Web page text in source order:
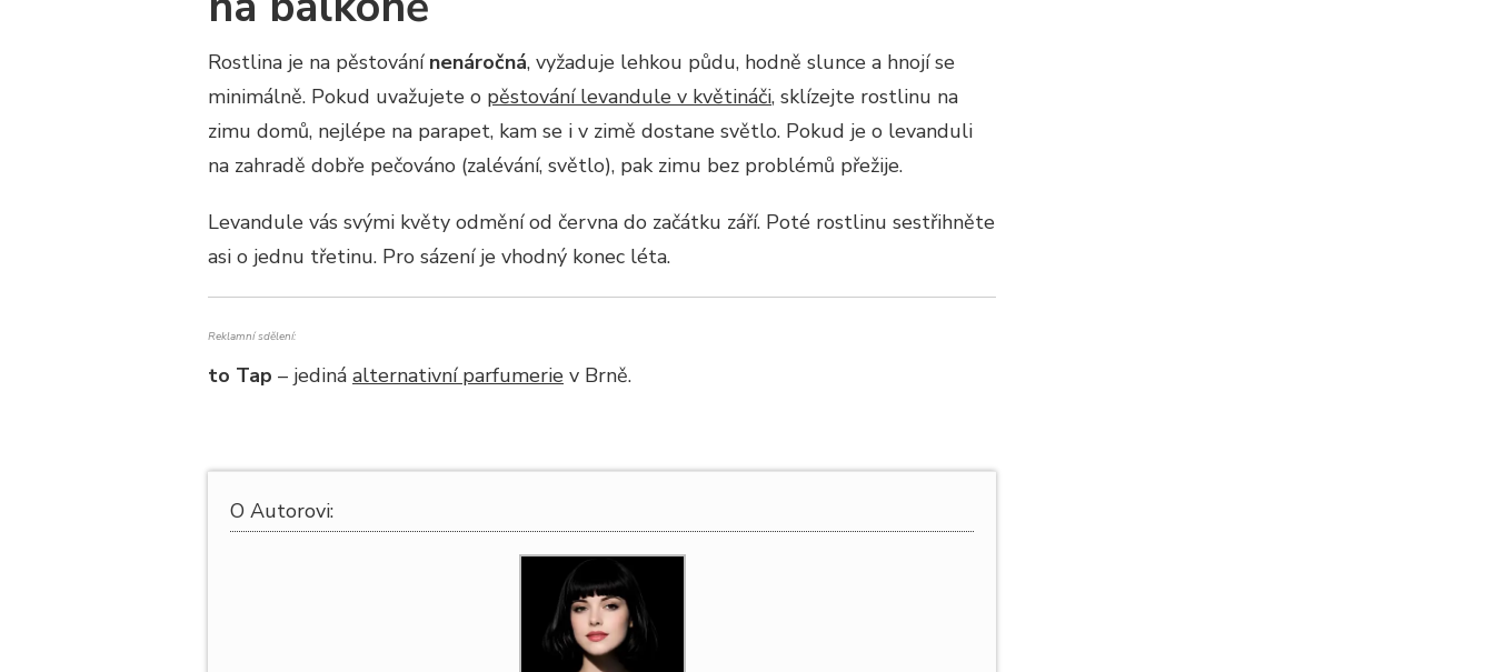
Rostlina je na pěstování nenáročná, vyžaduje lehkou půdu, hodně slunce a hnojí se
minimálně. Pokud uvažujete o pěstování levandule v květináči, sklízejte rostlinu na
zimu domů, nejlépe na parapet, kam se i v zimě dostane světlo. Pokud je o levanduli
na zahradě dobře pečováno (zalévání, světlo), pak zimu bez problémů přežije.
Levandule vás svými květy odmění od června do začátku září. Poté rostlinu sestřihněte
asi o jednu třetinu. Pro sázení je vhodný konec léta.
Reklamní sdělení:
to Tap – jediná alternativní parfumerie v Brně.
O Autorovi: